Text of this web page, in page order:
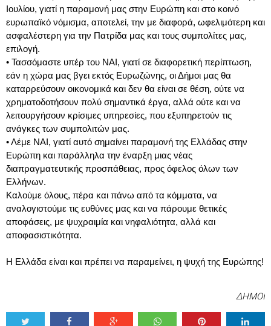
Ιουλίου, γιατί η παραμονή μας στην Ευρώπη και στο κοινό
ευρωπαϊκό νόμισμα, αποτελεί, την με διαφορά, ωφελιμότερη και
ασφαλέστερη για την Πατρίδα μας και τους συμπολίτες μας,
επιλογή.
• Τασσόμαστε υπέρ του ΝΑΙ, γιατί σε διαφορετική περίπτωση,
εάν η χώρα μας βγει εκτός Ευρωζώνης, οι Δήμοι μας θα
καταρρεύσουν οικονομικά και δεν θα είναι σε θέση, ούτε να
χρηματοδοτήσουν πολύ σημαντικά έργα, αλλά ούτε και να
λειτουργήσουν κρίσιμες υπηρεσίες, που εξυπηρετούν τις
ανάγκες των συμπολιτών μας.
•Λέμε ΝΑΙ, γιατί αυτό σημαίνει παραμονή της Ελλάδας στην
Ευρώπη και παράλληλα την έναρξη μιας νέας
διαπραγματευτικής προσπάθειας, προς όφελος όλων των
Ελλήνων.
Καλούμε όλους, πέρα και πάνω από τα κόμματα, να
αναλογιστούμε τις ευθύνες μας και να πάρουμε θετικές
αποφάσεις, με ψυχραιμία και νηφαλιότητα, αλλά και
αποφασιστικότητα.
Η Ελλάδα είναι και πρέπει να παραμείνει, η ψυχή της Ευρώπης!
ΔΗΜΟΙ